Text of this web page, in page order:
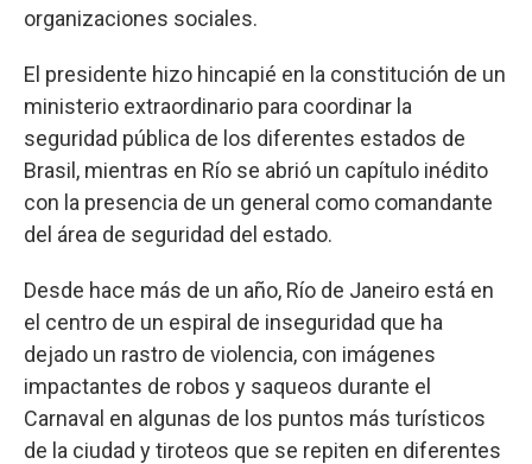
organizaciones sociales.
El presidente hizo hincapié en la constitución de un
ministerio extraordinario para coordinar la
seguridad pública de los diferentes estados de
Brasil, mientras en Río se abrió un capítulo inédito
con la presencia de un general como comandante
del área de seguridad del estado.
Desde hace más de un año, Río de Janeiro está en
el centro de un espiral de inseguridad que ha
dejado un rastro de violencia, con imágenes
impactantes de robos y saqueos durante el
Carnaval en algunas de los puntos más turísticos
de la ciudad y tiroteos que se repiten en diferentes